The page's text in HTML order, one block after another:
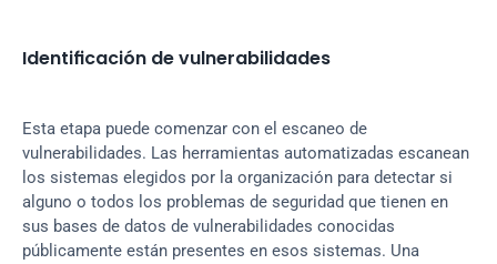
Identificación de vulnerabilidades
Esta etapa puede comenzar con el escaneo de
vulnerabilidades. Las herramientas automatizadas escanean
los sistemas elegidos por la organización para detectar si
alguno o todos los problemas de seguridad que tienen en
sus bases de datos de vulnerabilidades conocidas
públicamente están presentes en esos sistemas. Una